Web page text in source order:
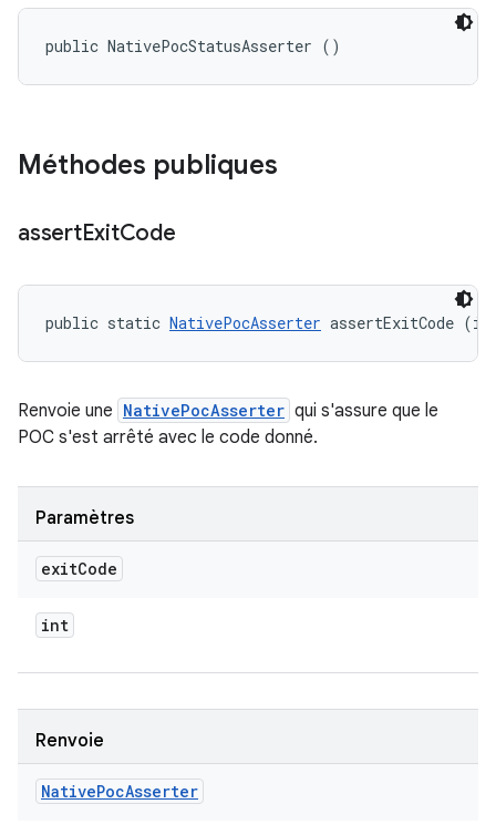
public NativePocStatusAsserter ()
Méthodes publiques
assertExitCode
public static NativePocAsserter assertExitCode
Renvoie une NativePocAsserter qui s'assure que le
POC s'est arrêté avec le code donné.
Paramètres
exitCode
int
Renvoie
NativePocAsserter